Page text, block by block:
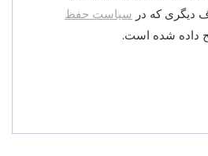
دیگری که در سیاست حفظ
داده شده است.